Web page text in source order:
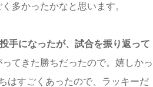
多かったかなと思います。
手になったが、試合を振り返って
てきた勝ちだったので。嬉しかっ
はすごくあったので、ラッキーだ